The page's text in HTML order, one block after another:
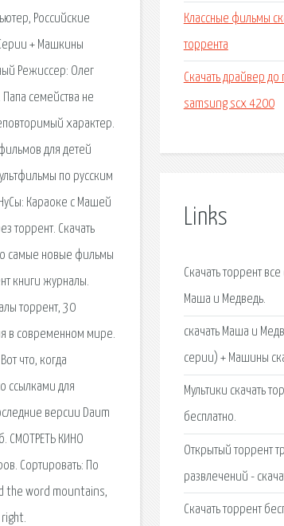
Российские
+ Машкины
Режиссер: Олег
семейства не
характер.
для детей
по русским
Караоке с Машей
торрент. Скачать
самые новые фильмы
книги журналы.
торрент, 30
в современном мире.
что, когда
ссылками для
версии Daum
СМОТРЕТЬ КИНО
Сортировать: По
the word mountains,
Классные фильмы
торрента
Скачать драйвер до
samsung scx 4200
Links
Скачать торрент
Маша и Медведь.
скачать Маша и
серии) + Машины
Мультики скачать
бесплатно.
Открытый торрент
развлечений -
Cкачать торрент